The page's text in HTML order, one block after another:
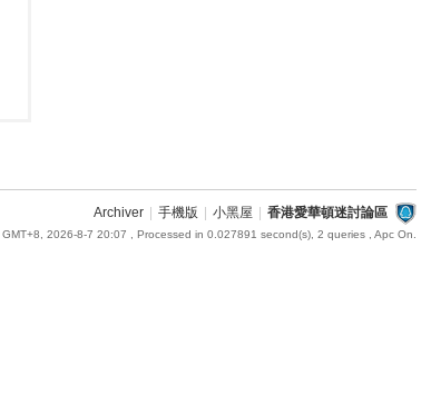
Archiver 手機版 小黑屋 香港愛華頓迷討論區
GMT+8, 2026-8-7 20:07 , Processed in 0.027891 second(s), 2 queries , Apc On.